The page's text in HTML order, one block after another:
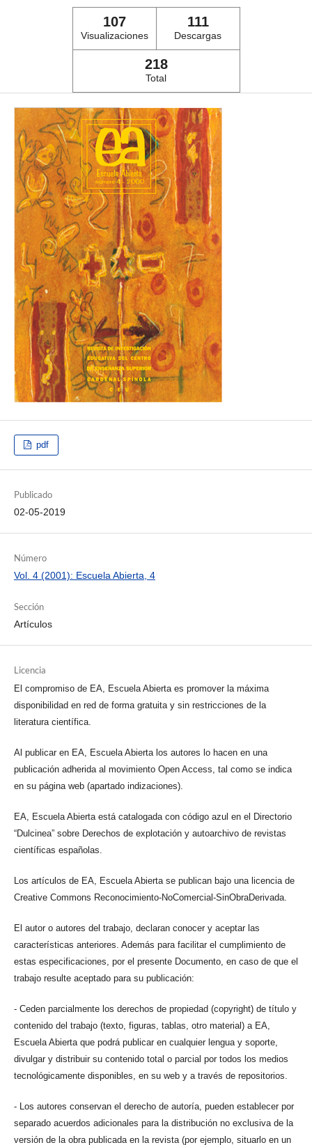
107
Visualizaciones
111
Descargas
218
Total
pdf
Publicado
02-05-2019
Número
Vol. 4 (2001): Escuela Abierta, 4
Sección
Artículos
Licencia
El compromiso de EA, Escuela Abierta es promover la máxima
disponibilidad en red de forma gratuita y sin restricciones de la
literatura científica.
Al publicar en EA, Escuela Abierta los autores lo hacen en una
publicación adherida al movimiento Open Access, tal como se indica
en su página web (apartado indizaciones).
EA, Escuela Abierta está catalogada con código azul en el Directorio
“Dulcinea” sobre Derechos de explotación y autoarchivo de revistas
científicas españolas.
Los artículos de EA, Escuela Abierta se publican bajo una licencia de
Creative Commons Reconocimiento-NoComercial-SinObraDerivada.
El autor o autores del trabajo, declaran conocer y aceptar las
características anteriores. Además para facilitar el cumplimiento de
estas especificaciones, por el presente Documento, en caso de que el
trabajo resulte aceptado para su publicación:
- Ceden parcialmente los derechos de propiedad (copyright) de título y
contenido del trabajo (texto, figuras, tablas, otro material) a EA,
Escuela Abierta que podrá publicar en cualquier lengua y soporte,
divulgar y distribuir su contenido total o parcial por todos los medios
tecnológicamente disponibles, en su web y a través de repositorios.
- Los autores conservan el derecho de autoría, pueden establecer por
separado acuerdos adicionales para la distribución no exclusiva de la
versión de la obra publicada en la revista (por ejemplo, situarlo en un